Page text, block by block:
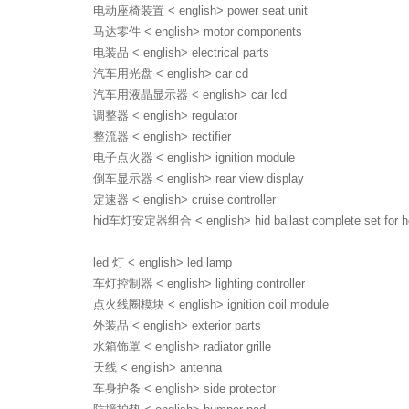
电动座椅装置 < english> power seat unit
马达零件 < english> motor components
电装品 < english> electrical parts
汽车用光盘 < english> car cd
汽车用液晶显示器 < english> car lcd
调整器 < english> regulator
整流器 < english> rectifier
电子点火器 < english> ignition module
倒车显示器 < english> rear view display
定速器 < english> cruise controller
hid车灯安定器组合 < english> hid ballast complete set for
led 灯 < english> led lamp
车灯控制器 < english> lighting controller
点火线圈模块 < english> ignition coil module
外装品 < english> exterior parts
水箱饰罩 < english> radiator grille
天线 < english> antenna
车身护条 < english> side protector